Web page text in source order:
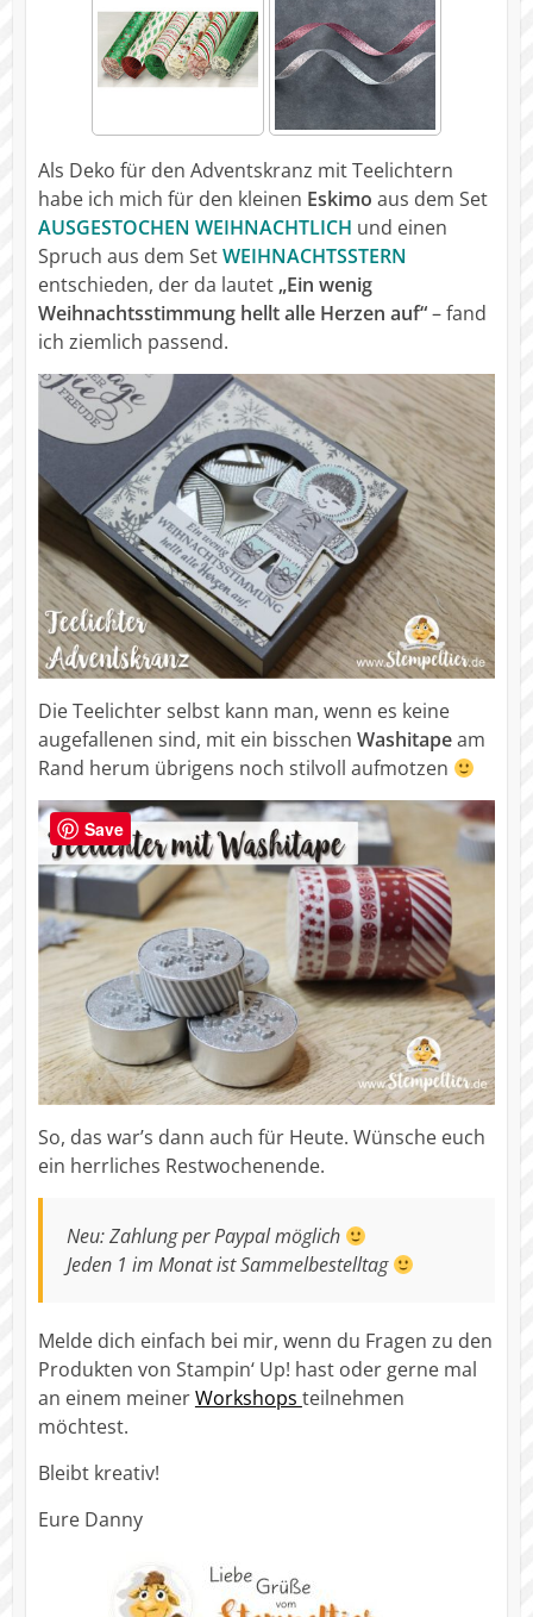
Als Deko für den Adventskranz mit Teelichtern
habe ich mich für den kleinen Eskimo aus dem Set
AUSGESTOCHEN WEIHNACHTLICH und einen
Spruch aus dem SetWEIHNACHTSSTERN
entschieden, der da lautet „Ein wenig
Weihnachtsstimmung hellt alle Herzen auf“– fand
ich ziemlich passend.
Die Teelichter selbst kann man, wenn es keine
augefallenen sind, mit ein bisschen Washitapeam
Rand herum übrigens noch stilvoll aufmotzen
So, das war’s dann auch für Heute. Wünsche euch
ein herrliches Restwochenende.
Neu: Zahlung per Paypal möglich
Jeden 1 im Monat ist Sammelbestelltag
Melde dich einfach bei mir, wenn du Fragen zu den
Produkten von Stampin‘ Up! hast oder gerne mal
an einem meinerWorkshops teilnehmen
möchtest.
Bleibt kreativ!
Eure Danny
Save